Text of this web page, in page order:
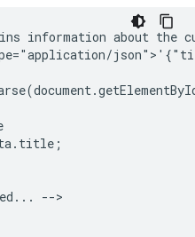
information about the
-->